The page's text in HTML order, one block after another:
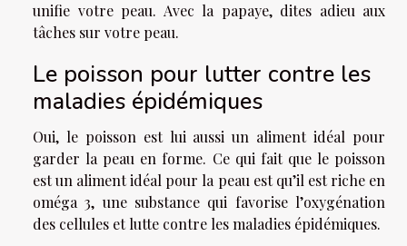
unifie votre peau. Avec la papaye, dites adieu aux
tâches sur votre peau.
Le poisson pour lutter contre les
maladies épidémiques
Oui, le poisson est lui aussi un aliment idéal pour
garder la peau en forme. Ce qui fait que le poisson
est un aliment idéal pour la peau est qu’il est riche en
oméga 3, une substance qui favorise l’oxygénation
des cellules et lutte contre les maladies épidémiques.